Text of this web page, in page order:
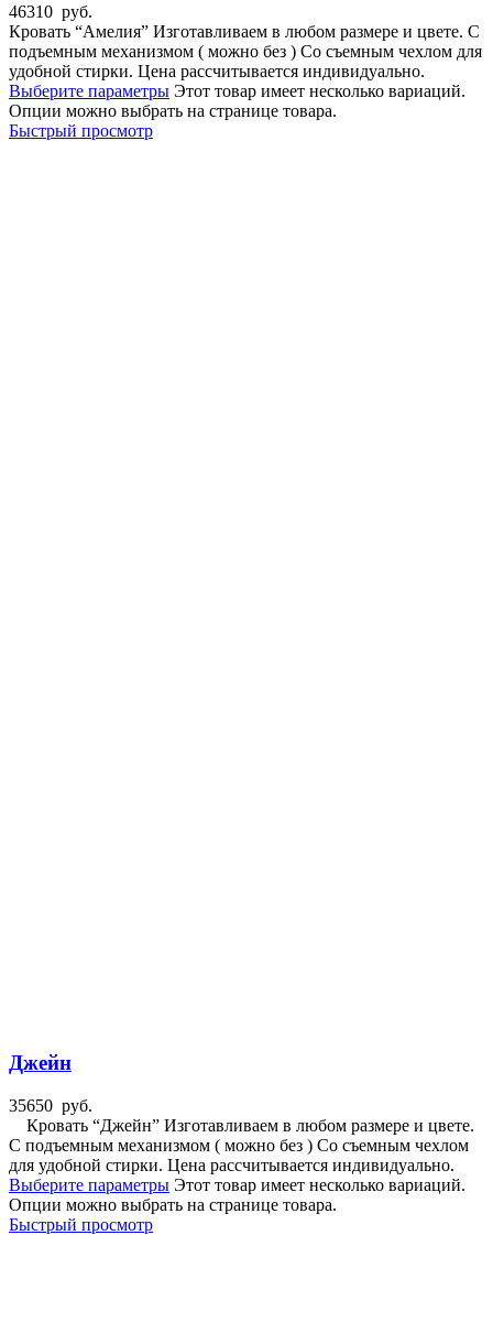
46310 руб.
Кровать “Амелия” Изготавливаем в любом размере и цвете. С
подъемным механизмом ( можно без ) Со съемным чехлом для
удобной стирки. Цена рассчитывается индивидуально.
Выберите параметры Этот товар имеет несколько вариаций.
Опции можно выбрать на странице товара.
Быстрый просмотр
Джейн
35650 руб.
Кровать “Джейн” Изготавливаем в любом размере и цвете.
С подъемным механизмом ( можно без ) Со съемным чехлом
для удобной стирки. Цена рассчитывается индивидуально.
Выберите параметры Этот товар имеет несколько вариаций.
Опции можно выбрать на странице товара.
Быстрый просмотр